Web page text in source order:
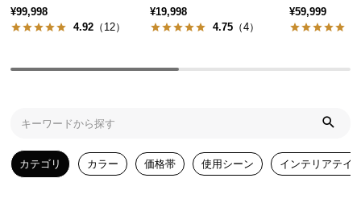
ゴ
リ
イ
ウチソファ 広々設計 高級
感
¥99,998
4.92 （12）
ソファ 座椅子タイプ リク
ライニング
¥19,998
4.75（4）
クスチール脚
イク 高級感
¥59,999
カテゴリ カラー 価格帯 使用シーン インテリアテイ